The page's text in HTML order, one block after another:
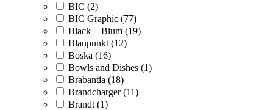
BIC (2)
BIC Graphic (77)
Black + Blum (19)
Blaupunkt (12)
Boska (16)
Bowls and Dishes (1)
Brabantia (18)
Brandcharger (11)
Brandt (1)